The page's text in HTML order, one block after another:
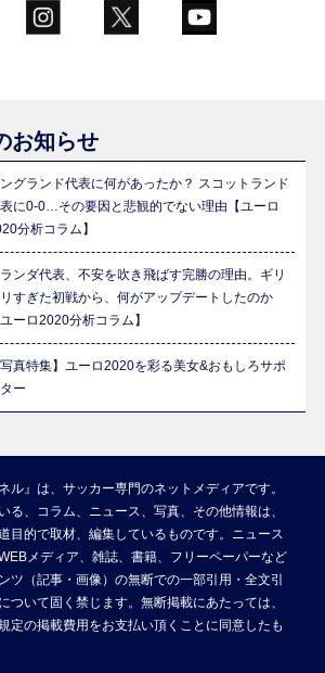
お知らせ
グランド代表に何があったか？ スコットランド
に0-0…その要因と悲観的でない理由【ユーロ
分析コラム】
ンダ代表、不安を吹き飛ばす完勝の理由。ギリ
すぎた初戦から、何がアップデートしたのか
ユーロ2020分析コラム】
写真特集】ユーロ2020を彩る美女&おもしろサポ
ー
ル』は、サッカー専門のネットメディアです。
る、コラム、ニュース、写真、その他情報は、
目的で取材、編集しているものです。ニュース
メディア、雑誌、書籍、フリーペーパーなど
ツ（記事・画像）の無断での一部引用・全文引
ついて固く禁じます。無断掲載にあたっては、
定の掲載費用をお支払い頂くことに同意したも